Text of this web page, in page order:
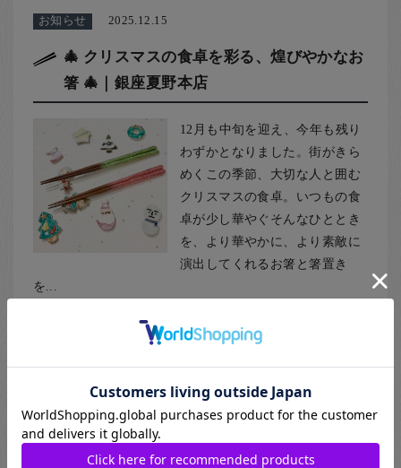
お知らせ 2025.12.15
🎄 クリスマスの食卓を彩る、煌びやかなお
箸 🎄｜銀座夏野本店
12月も中旬を迎え、今年も残り
わずかとなりました。街がきら
めくこの季節、大切な人と囲む
クリスマスの食卓。いつもの食
卓が少し華やぐそんなひととき
を、より華やかに、より素敵に
演出してくれるお箸と箸置き
を...
10
1 2 3 4